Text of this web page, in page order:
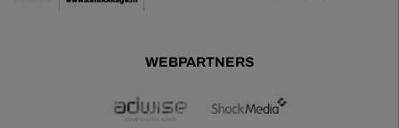
WEBPARTNERS